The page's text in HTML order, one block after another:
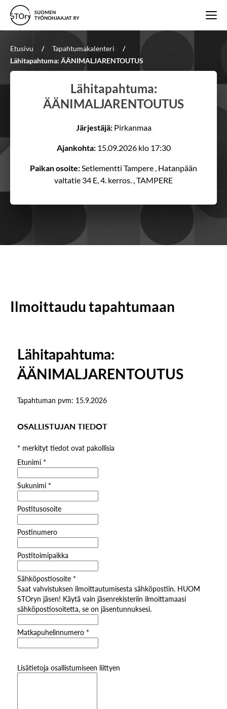
Etusivu / Tapahtumakalenteri
/
Lähitapahtuma: ÄÄNIMALJARENTOUTUS
Lähitapahtuma:
ÄÄNIMALJARENTOUTUS
Järjestäjä:Pirkanmaa
Ajankohta:15.09.2026 klo 17:30
Paikan osoite:Setlementti Tampere , Hatanpään
valtatie 34 E, 4. kerros. , TAMPERE
Ilmoittaudu tapahtumaan